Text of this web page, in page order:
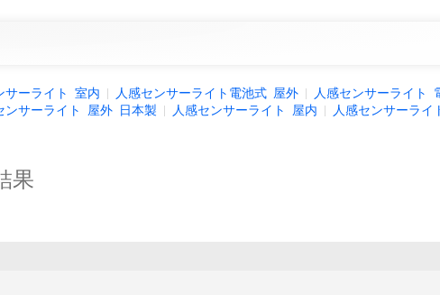
サーライト 室内 人感センサーライト電池式 屋外 人感センサーライト
ンサーライト 屋外 日本製 人感センサーライト 屋内 人感センサーライ
果